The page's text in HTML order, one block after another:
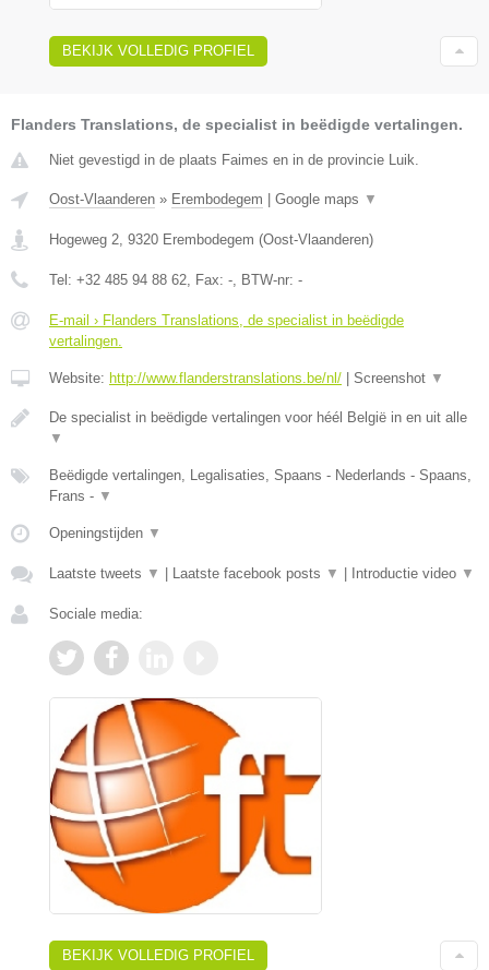
BEKIJK VOLLEDIG PROFIEL
Flanders Translations, de specialist in beëdigde vertalingen.
Niet gevestigd in de plaats Faimes en in de provincie Luik.
Oost-Vlaanderen » Erembodegem | Google maps ▼
Hogeweg 2 9320 Erembodegem (Oost-Vlaanderen)
Tel: +32 485 94 88 62 , Fax: - , BTW-nr: -
E-mail › Flanders Translations, de specialist in beëdigde
vertalingen.
Website: http://www.flanderstranslations.be/nl/ | Screenshot ▼
De specialist in beëdigde vertalingen voor héél België in en uit alle
▼
Beëdigde vertalingen, Legalisaties, Spaans - Nederlands - Spaans,
Frans - ▼
Openingstijden ▼
Laatste tweets ▼ | Laatste facebook posts ▼ | Introductie video ▼
Sociale media:
BEKIJK VOLLEDIG PROFIEL